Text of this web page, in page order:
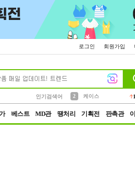
로그인 회원가입
인기검색어
2
케이스
베스트 MD관 땡처리 기획전 판촉관